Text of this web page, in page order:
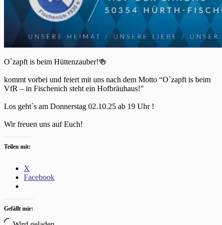
O`zapft is beim Hüttenzauber!🍻
kommt vorbei und feiert mit uns nach dem Motto “O`zapft is beim
VfR – in Fischenich steht ein Hofbräuhaus!”
Los geht`s am Donnerstag 02.10.25 ab 19 Uhr !
Wir freuen uns auf Euch!
Teilen mit:
X
Facebook
Gefällt mir: